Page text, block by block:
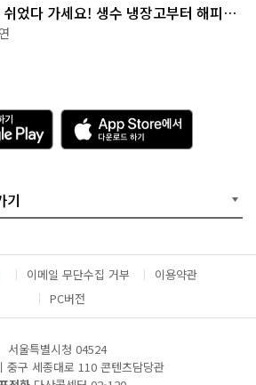
었다 가세요! 생수 냉장고부터 해피소
A
p
p
e
서
다
운
기
이메일 무단수집 거부
이용약관
PC버전
서울특별시청 04524
중구 세종대로 110 콘텐츠담당관